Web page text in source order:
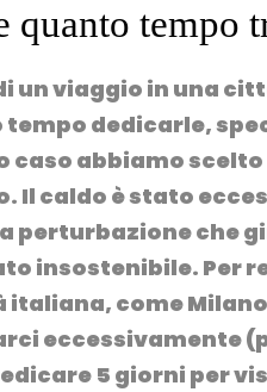
quanto tempo
un viaggio in una
dedicarle,
caso abbiamo scelto
Il caldo è stato
perturbazione che
insostenibile. Per
come
eccessivamente
5 giorni per